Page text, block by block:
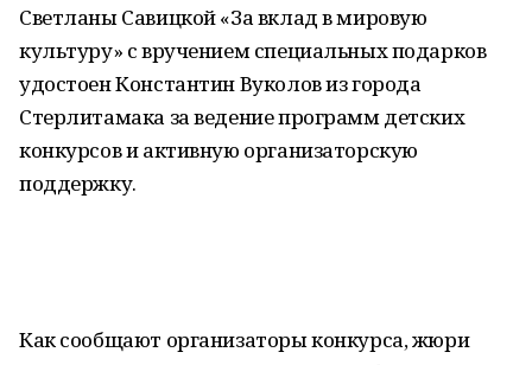
Светланы Савицкой «За вклад в мировую
культуру» с вручением специальных подарков
удостоен Константин Вуколов из города
Стерлитамака за ведение программ детских
конкурсов и активную организаторскую
поддержку.
Как сообщают организаторы конкурса, жюри